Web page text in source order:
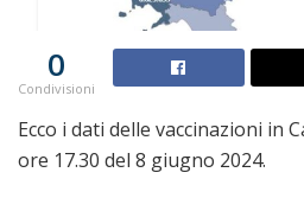
0
Condivisioni
Ecco i dati delle vaccinazioni in
ore 17.30 del 8 giugno 2024.